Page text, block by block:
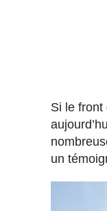
Si le front
un